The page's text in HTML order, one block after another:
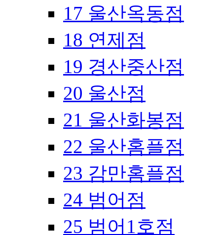
17 울산옥동점
18 연제점
19 경산중산점
20 울산점
21 울산화봉점
22 울산홈플점
23 감만홈플점
24 범어점
25 범어1호점